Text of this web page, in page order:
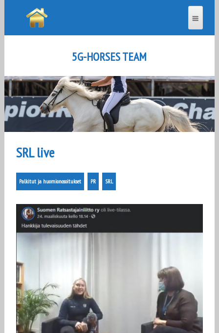
5G-HORSES TEAM
SRL live
Palkitut ja huomionosoitukset PR SRL